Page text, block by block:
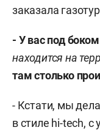
заказала
- У вас под
находится на
там столько
- Кстати, мы
в стиле hi-tech,